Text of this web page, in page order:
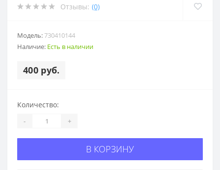
Отзывы: (0)
Модель:730410144
Наличие: Есть в наличии
400 руб.
Количество:
- +
В КОРЗИНУ